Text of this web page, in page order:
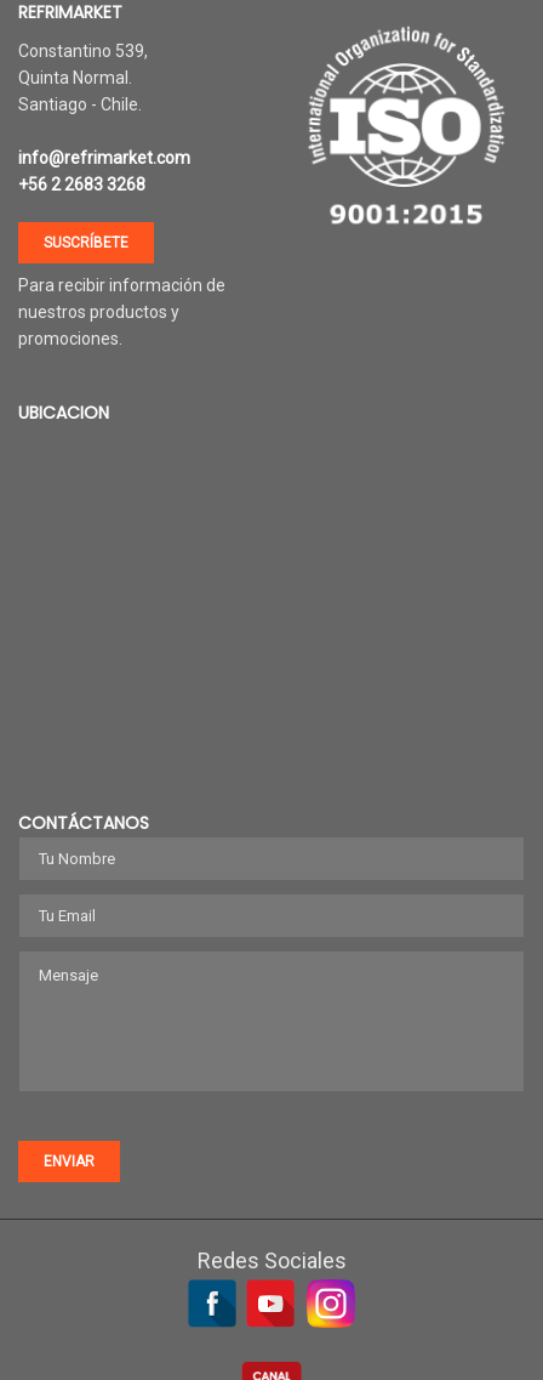
REFRIMARKET
Constantino 539,
Quinta Normal.
Santiago - Chile.
info@refrimarket.com
+56 2 2683 3268
SUSCRÍBETE
Para recibir información de
nuestros productos y
promociones.
UBICACION
CONTÁCTANOS
ENVIAR
Redes Sociales